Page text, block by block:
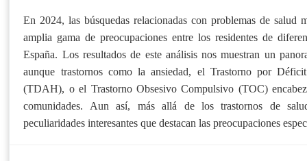
En 2024, las búsquedas relacionadas con problemas de salud
amplia gama de preocupaciones entre los residentes de
España. Los resultados de este análisis nos muestran un
aunque trastornos como la ansiedad, el Trastorno por
(TDAH), o el Trastorno Obsesivo Compulsivo (TOC)
comunidades. Aun así, más allá de los trastornos de
peculiaridades interesantes que destacan las preocupaciones